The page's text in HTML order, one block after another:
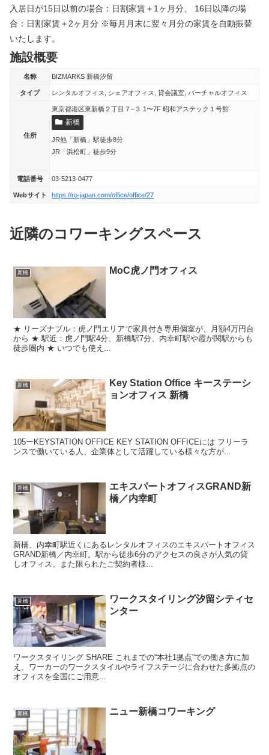
入居日が15日以前の場合：日割家賃＋1ヶ月分、 16日以降の場
合：日割家賃＋2ヶ月分 ※毎月月末に翌々月分の家賃を自動振替
いたします。
施設概要
名称 BIZMARKS 新橋汐留
タイプ レンタルオフィス, シェアオフィス, 貸会議室, バーチャルオフィス
住所
東京都港区東新橋２丁目７−３ 1〜7F 昭和アステック１号館
新橋
JR他「新橋」駅徒歩8分
JR「浜松町」徒歩9分
電話番号 03-5213-0477
Webサイト https://ro-japan.com/office/office/27
近隣のコワーキングスペース
新橋 MoC虎ノ門オフィス
★ リーズナブル：虎ノ門エリアで家具付き専用個室が、月額4万円台
から ★ 駅近：虎ノ門駅4分、新橋駅7分、内幸町駅や霞が関駅からも
徒歩圏内 ★ いつでも使え...
新橋
Key Station Office キーステーシ
ョンオフィス 新橋
105ーKEYSTATION OFFICE KEY STATION OFFICEには フリーラ
ンスで働いている人、企業体として活躍している様々な方が...
新橋
エキスパートオフィスGRAND新
橋／内幸町
新橋、内幸町駅近くにあるレンタルオフィスのエキスパートオフィス
GRAND新橋／内幸町。駅から徒歩6分のアクセスの良さが人気の貸
しオフィス。また限られたご契約者様...
新橋
ワークスタイリング汐留シティセ
ンター
ワークスタイリング SHARE これまでの“本社1拠点”での働き方に加
え、ワーカーのワークスタイルやライフステージに合わせた多拠点の
オフィスを全国にご用意...
新橋 ニュー新橋コワーキング